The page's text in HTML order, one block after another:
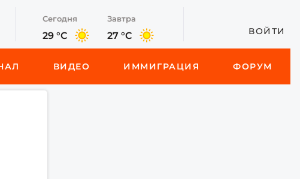
Сегодня
29 °C
Завтра
27 °C ВОЙТИ
ВИДЕО ИММИГРАЦИЯ ФОРУМ